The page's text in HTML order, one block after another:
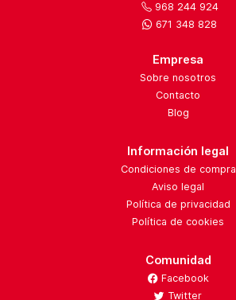
968 244 924
671 348 828
Empresa
Sobre nosotros
Contacto
Blog
Información legal
Condiciones de compra
Aviso legal
Política de privacidad
Política de cookies
Comunidad
Facebook
Twitter